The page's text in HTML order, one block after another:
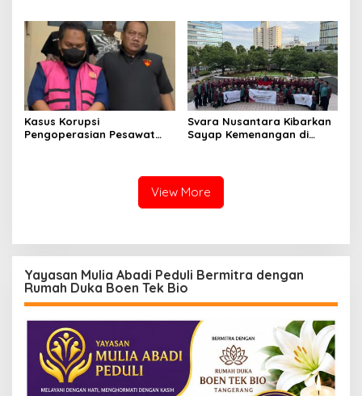
23
Sentuhan Kemanusiaan dan
Keberlanjutan
Kasus Korupsi
Pengoperasian Pesawat
Svara Nusantara Kibarkan
Sayap Kemenangan di
View More
Yayasan Mulia Abadi Peduli Bermitra dengan
Rumah Duka Boen Tek Bio